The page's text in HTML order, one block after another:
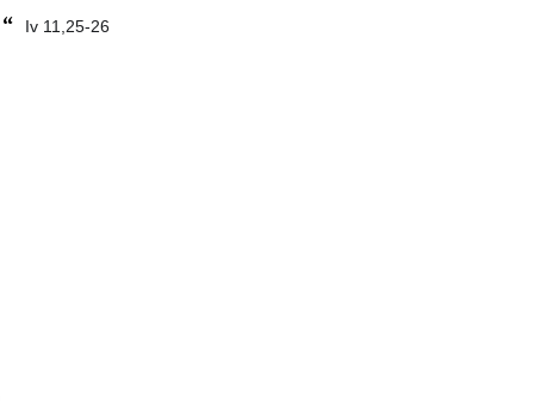
Iv 11,25-26